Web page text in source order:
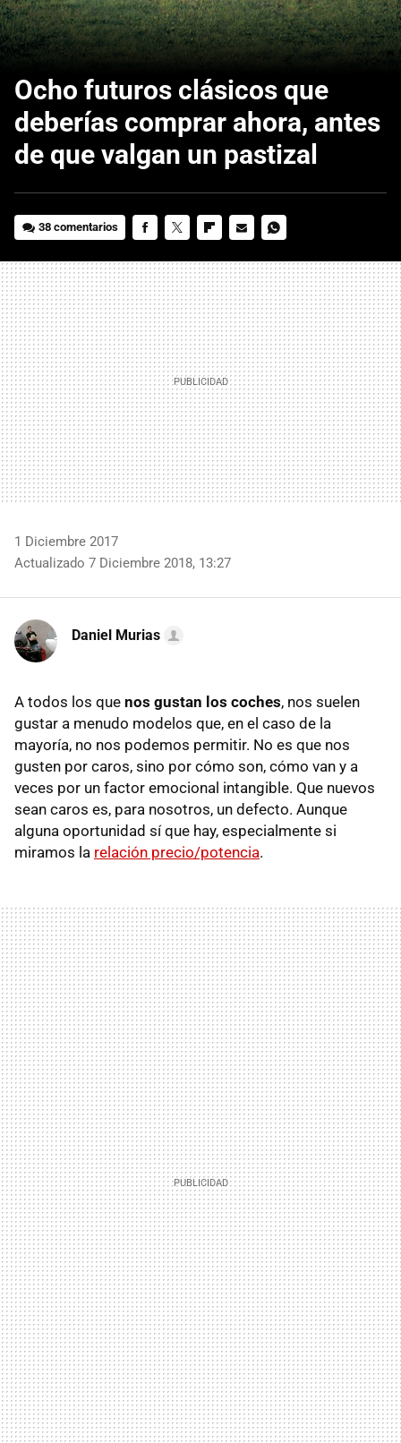
Ocho futuros clásicos que
deberías comprar ahora, antes
de que valgan un pastizal
38 comentarios
MAIL
1 Diciembre 2017
Actualizado 7 Diciembre 2018, 13:27
Daniel Murias
A todos los que nos gustan los coches, nos suelen
gustar a menudo modelos que, en el caso de la
mayoría, no nos podemos permitir. No es que nos
gusten por caros, sino por cómo son, cómo van y a
veces por un factor emocional intangible. Que nuevos
sean caros es, para nosotros, un defecto. Aunque
alguna oportunidad sí que hay, especialmente si
miramos la relación precio/potencia.